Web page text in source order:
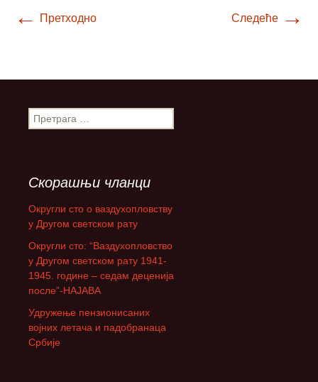
← Претходно Следеће →
П
р
а
г
а
:
Скорашњи чланци
Округли сто о ваздухопловству
у Другом светском рату
Округли сто: “Ваздухопловство
у Другом светском рату 1941-
1945. године – седам деценија
после”-НАЈАВА
Удружење пензионисаних
војних летача и падобранаца
Србије